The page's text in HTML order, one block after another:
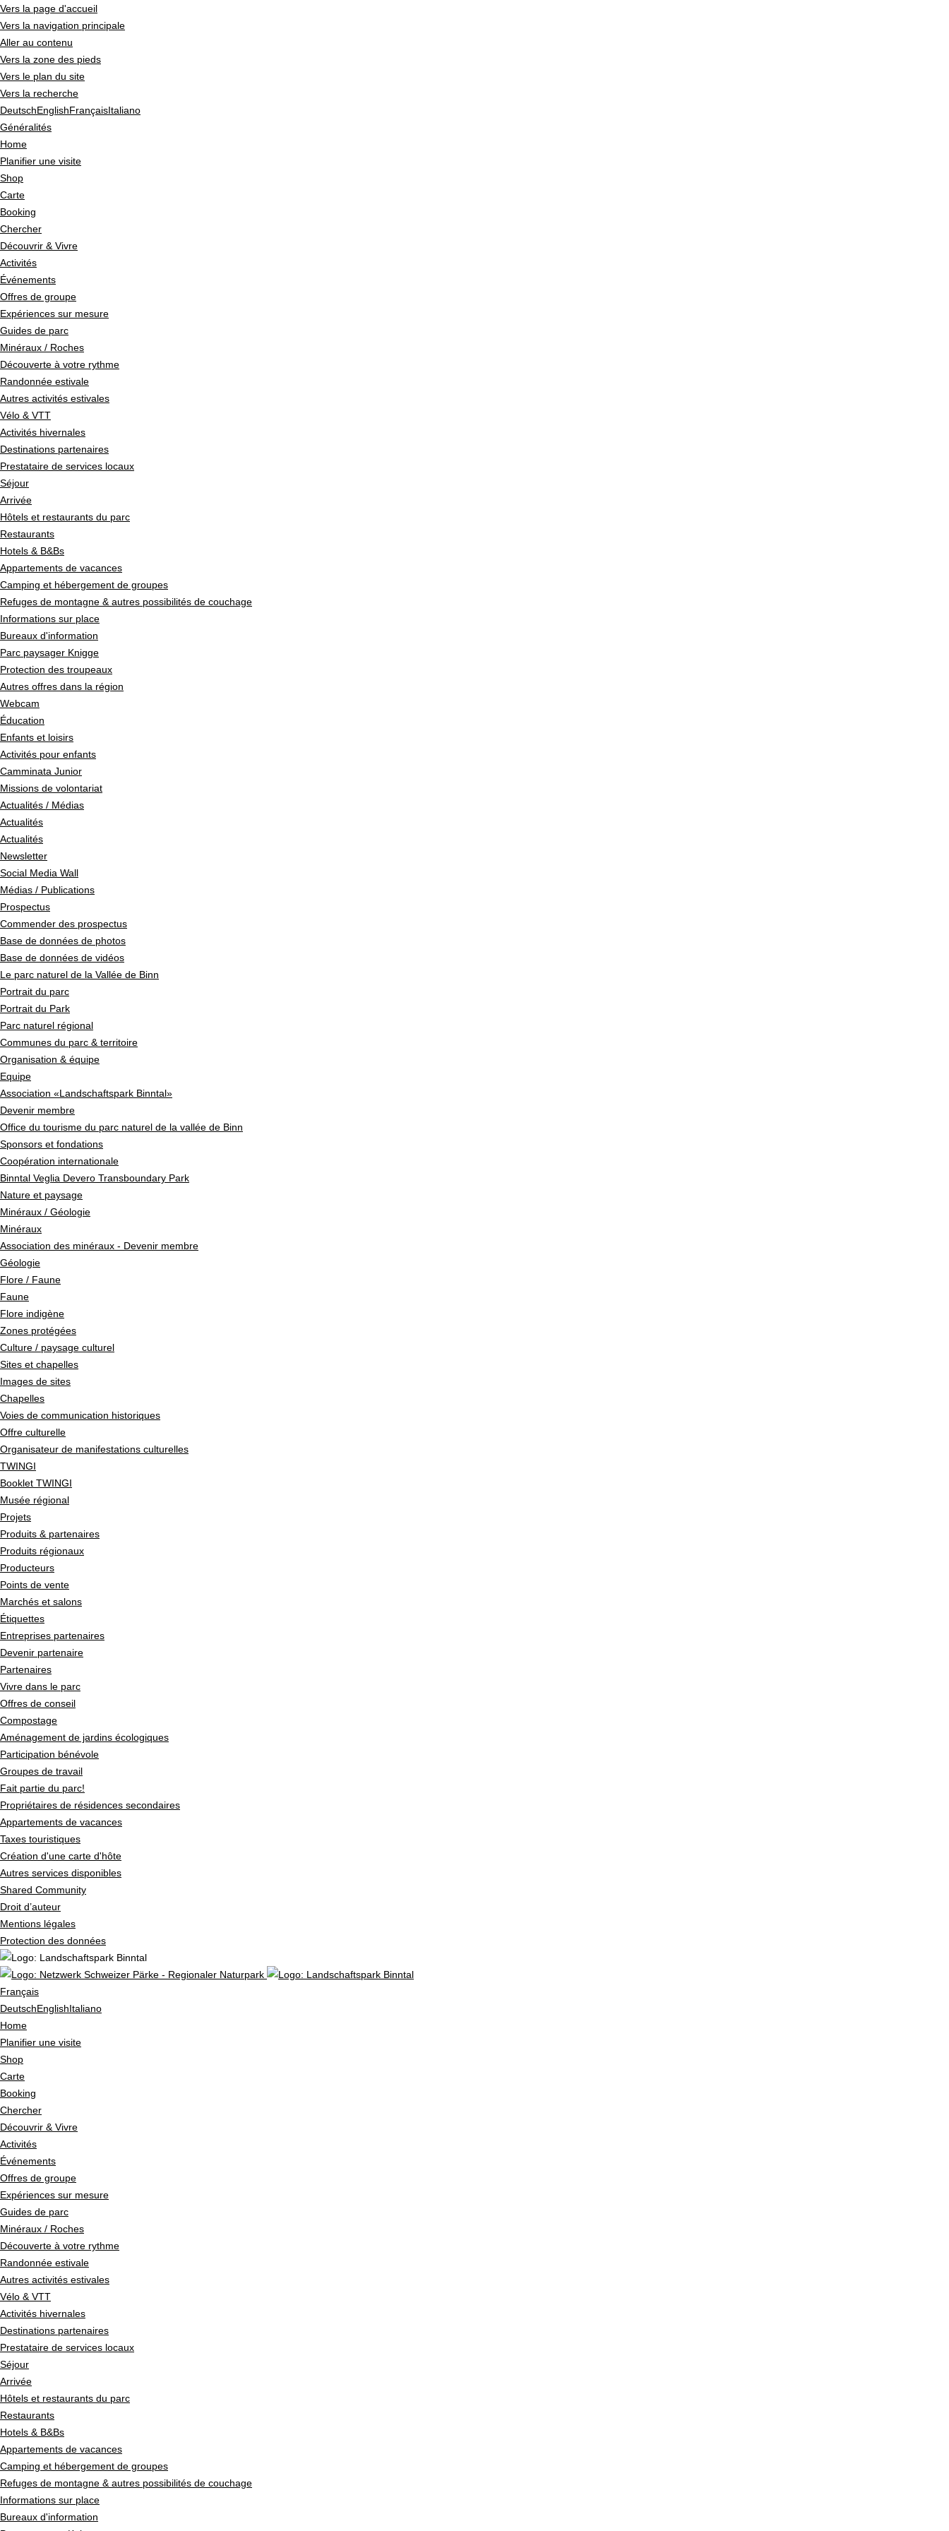
Vers la page d'accueil
Vers la navigation principale
Aller au contenu
Vers la zone des pieds
Vers le plan du site
Vers la recherche
DeutschEnglishFrançaisItaliano
Généralités
Home
Planifier une visite
Shop
Carte
Booking
Chercher
Découvrir & Vivre
Activités
Événements
Offres de groupe
Expériences sur mesure
Guides de parc
Minéraux / Roches
Découverte à votre rythme
Randonnée estivale
Autres activités estivales
Vélo & VTT
Activités hivernales
Destinations partenaires
Prestataire de services locaux
Séjour
Arrivée
Hôtels et restaurants du parc
Restaurants
Hotels & B&Bs
Appartements de vacances
Camping et hébergement de groupes
Refuges de montagne & autres possibilités de couchage
Informations sur place
Bureaux d'information
Parc paysager Knigge
Protection des troupeaux
Autres offres dans la région
Webcam
Éducation
Enfants et loisirs
Activités pour enfants
Camminata Junior
Missions de volontariat
Actualités / Médias
Actualités
Actualités
Newsletter
Social Media Wall
Médias / Publications
Prospectus
Commender des prospectus
Base de données de photos
Base de données de vidéos
Le parc naturel de la Vallée de Binn
Portrait du parc
Portrait du Park
Parc naturel régional
Communes du parc & territoire
Organisation & équipe
Equipe
Association «Landschaftspark Binntal»
Devenir membre
Office du tourisme du parc naturel de la vallée de Binn
Sponsors et fondations
Coopération internationale
Binntal Veglia Devero Transboundary Park
Nature et paysage
Minéraux / Géologie
Minéraux
Association des minéraux - Devenir membre
Géologie
Flore / Faune
Faune
Flore indigène
Zones protégées
Culture / paysage culturel
Sites et chapelles
Images de sites
Chapelles
Voies de communication historiques
Offre culturelle
Organisateur de manifestations culturelles
TWINGI
Booklet TWINGI
Musée régional
Projets
Produits & partenaires
Produits régionaux
Producteurs
Points de vente
Marchés et salons
Étiquettes
Entreprises partenaires
Devenir partenaire
Partenaires
Vivre dans le parc
Offres de conseil
Compostage
Aménagement de jardins écologiques
Participation bénévole
Groupes de travail
Fait partie du parc!
Propriétaires de résidences secondaires
Appartements de vacances
Taxes touristiques
Création d'une carte d'hôte
Autres services disponibles
Shared Community
Droit d’auteur
Mentions légales
Protection des données
Français
DeutschEnglishItaliano
Home
Planifier une visite
Shop
Carte
Booking
Chercher
Découvrir & Vivre
Activités
Événements
Offres de groupe
Expériences sur mesure
Guides de parc
Minéraux / Roches
Découverte à votre rythme
Randonnée estivale
Autres activités estivales
Vélo & VTT
Activités hivernales
Destinations partenaires
Prestataire de services locaux
Séjour
Arrivée
Hôtels et restaurants du parc
Restaurants
Hotels & B&Bs
Appartements de vacances
Camping et hébergement de groupes
Refuges de montagne & autres possibilités de couchage
Informations sur place
Bureaux d'information